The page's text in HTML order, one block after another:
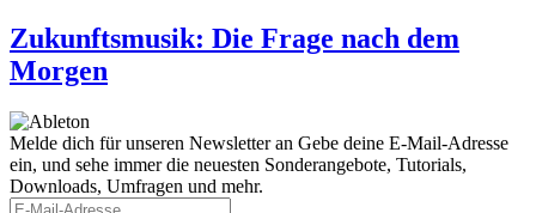
Zukunftsmusik: Die Frage nach dem
Morgen
Melde dich für unseren Newsletter an Gebe deine E-Mail-Adresse
ein, und sehe immer die neuesten Sonderangebote, Tutorials,
Downloads, Umfragen und mehr.